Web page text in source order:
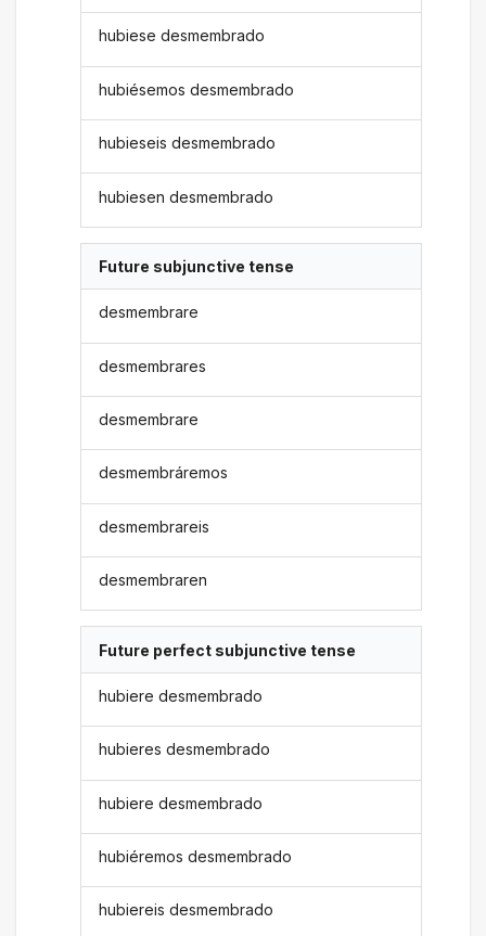
hubiese desmembrado
hubiésemos desmembrado
hubieseis desmembrado
hubiesen desmembrado
Future subjunctive tense
desmembrare
desmembrares
desmembrare
desmembráremos
desmembrareis
desmembraren
Future perfect subjunctive tense
hubiere desmembrado
hubieres desmembrado
hubiere desmembrado
hubiéremos desmembrado
hubiereis desmembrado